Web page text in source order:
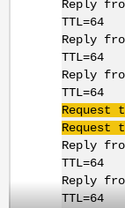
Reply
TTL=64
Reply
TTL=64
Reply
TTL=64
Request
Request
Reply
TTL=64
Reply
TTL=64